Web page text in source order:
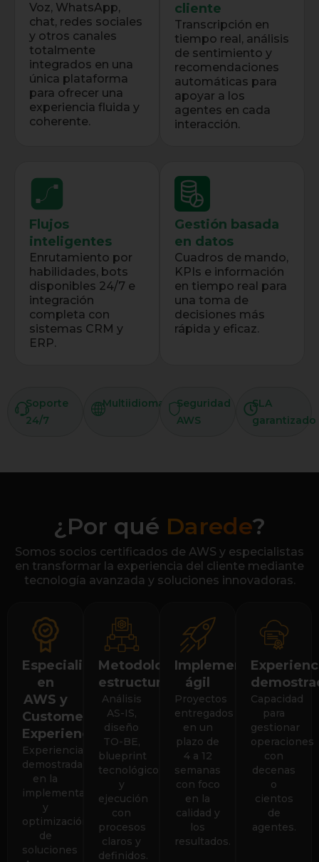
Voz, WhatsApp,
chat, redes sociales
y otros canales
totalmente
integrados en una
única plataforma
para ofrecer una
experiencia fluida y
coherente.
cliente
Transcripción en
tiempo real, análisis
de sentimiento y
recomendaciones
automáticas para
apoyar a los
agentes en cada
interacción.
Flujos
inteligentes
Enrutamiento por
habilidades, bots
disponibles 24/7 e
integración
completa con
sistemas CRM y
ERP.
Gestión basada
en datos
Cuadros de mando,
KPIs e información
en tiempo real para
una toma de
decisiones más
rápida y eficaz.
Soporte
24/7
Multiidioma
Seguridad
AWS
SLA
garantizado
¿Por qué Darede?
Somos socios certificados de AWS y especialistas
en transformar la experiencia del cliente mediante
tecnología avanzada y soluciones innovadoras.
Especialistas
en
AWS y
Customer
Experience
Experiencia
demostrada
en la
implementación
y
optimización
de
soluciones
Metodología
estructurada
Análisis
AS-IS,
diseño
TO-BE,
blueprint
tecnológico
y
ejecución
con
procesos
claros y
definidos.
Implementación
ágil
Proyectos
entregados
en un
plazo de
4 a 12
semanas
con foco
en la
calidad y
los
resultados.
Capacidad
para
gestionar
operaciones
con
decenas
o
cientos
de
agentes.